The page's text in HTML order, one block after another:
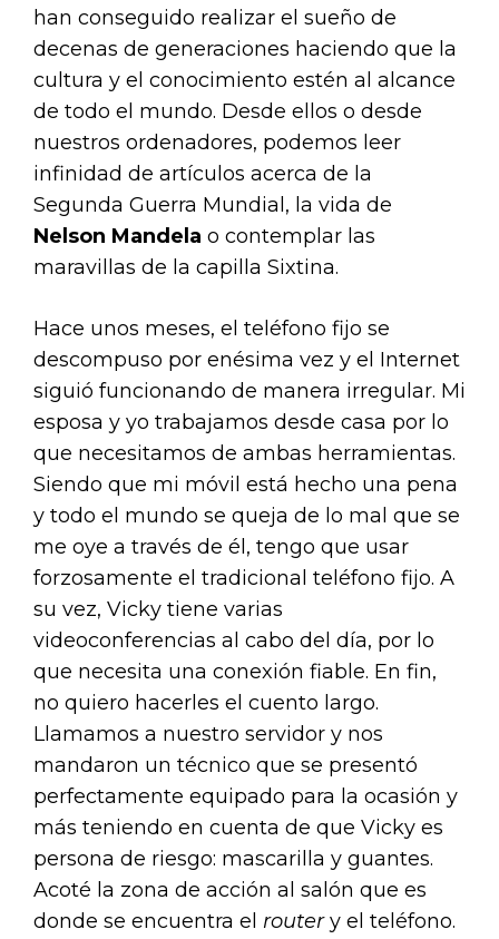
han conseguido realizar el sueño de
decenas de generaciones haciendo que la
cultura y el conocimiento estén al alcance
de todo el mundo. Desde ellos o desde
nuestros ordenadores, podemos leer
infinidad de artículos acerca de la
Segunda Guerra Mundial, la vida de
Nelson Mandela o contemplar las
maravillas de la capilla Sixtina.
Hace unos meses, el teléfono fijo se
descompuso por enésima vez y el Internet
siguió funcionando de manera irregular. Mi
esposa y yo trabajamos desde casa por lo
que necesitamos de ambas herramientas.
Siendo que mi móvil está hecho una pena
y todo el mundo se queja de lo mal que se
me oye a través de él, tengo que usar
forzosamente el tradicional teléfono fijo. A
su vez, Vicky tiene varias
videoconferencias al cabo del día, por lo
que necesita una conexión fiable. En fin,
no quiero hacerles el cuento largo.
Llamamos a nuestro servidor y nos
mandaron un técnico que se presentó
perfectamente equipado para la ocasión y
más teniendo en cuenta de que Vicky es
persona de riesgo: mascarilla y guantes.
Acoté la zona de acción al salón que es
donde se encuentra el routery el teléfono.